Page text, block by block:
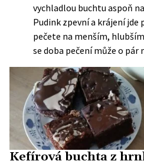
vychladlou buchtu aspoň na
Pudink zpevní a krájení jde
pečete na menším,
se doba pečení může o
Kefírová buchta z